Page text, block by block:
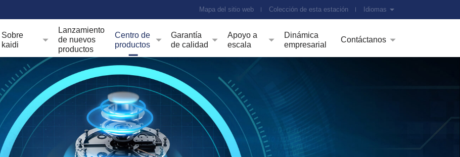
Mapa del sitio web Colección de esta estación Idiomas
Sobre
kaidi
Lanzamiento
de nuevos
productos
Centro de
productos
Garantía
de calidad
Apoyo a
escala
Dinámica
empresarial
Contáctanos